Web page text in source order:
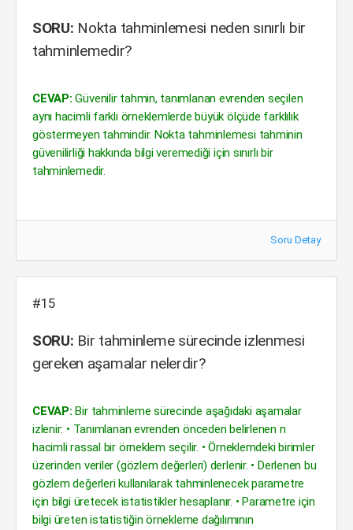
SORU: Nokta tahminlemesi neden sınırlı bir
tahminlemedir?
CEVAP: Güvenilir tahmin, tanımlanan evrenden seçilen
aynı hacimli farklı örneklemlerde büyük ölçüde farklılık
göstermeyen tahmindir. Nokta tahminlemesi tahminin
güvenilirliği hakkında bilgi veremediği için sınırlı bir
tahminlemedir.
Soru Detay
#15
SORU: Bir tahminleme sürecinde izlenmesi
gereken aşamalar nelerdir?
CEVAP: Bir tahminleme sürecinde aşağıdaki aşamalar
izlenir: • Tanımlanan evrenden önceden belirlenen n
hacimli rassal bir örneklem seçilir. • Örneklemdeki birimler
üzerinden veriler (gözlem değerleri) derlenir. • Derlenen bu
gözlem değerleri kullanılarak tahminlenecek parametre
için bilgi üretecek istatistikler hesaplanır. • Parametre için
bilgi üreten istatistiğin örnekleme dağılımının